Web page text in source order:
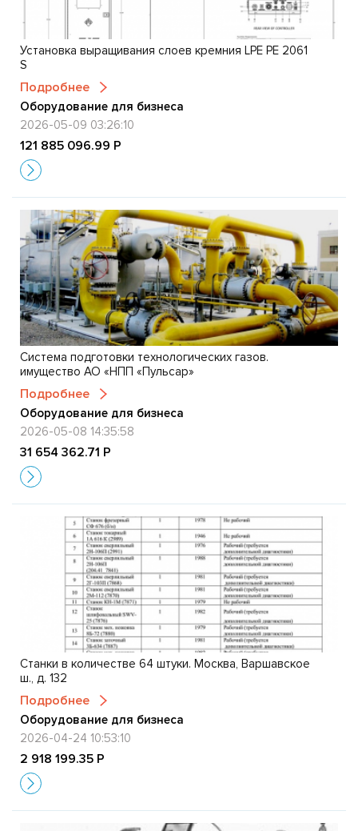
Установка выращивания слоев кремния LPE PE 2061
S
Подробнее
Оборудование для бизнеса
2026-05-09 03:26:10
121 885 096.99 Р
Система подготовки технологических газов.
имущество АО «НПП «Пульсар»
Подробнее
Оборудование для бизнеса
2026-05-08 14:35:58
31 654 362.71 Р
Станки в количестве 64 штуки. Москва, Варшавское
ш., д. 132
Подробнее
Оборудование для бизнеса
2026-04-24 10:53:10
2 918 199.35 Р